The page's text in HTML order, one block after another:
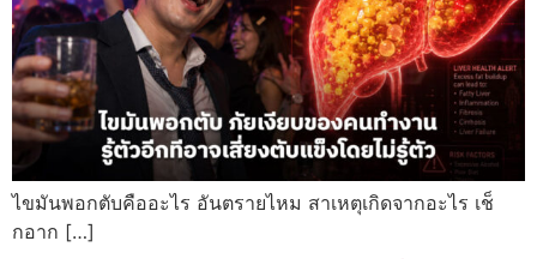
ไขมันพอกตับคืออะไร อันตรายไหม สาเหตุเกิดจากอะไร เช็
กอาก […]